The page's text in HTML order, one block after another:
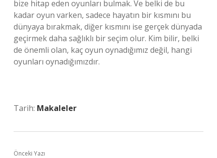
bize hitap eden oyunları bulmak. Ve belki de bu
kadar oyun varken, sadece hayatın bir kısmını bu
dünyaya bırakmak, diğer kısmını ise gerçek dünyada
geçirmek daha sağlıklı bir seçim olur. Kim bilir, belki
de önemli olan, kaç oyun oynadığımız değil, hangi
oyunları oynadığımızdır.
Tarih: Makaleler
Önceki Yazı